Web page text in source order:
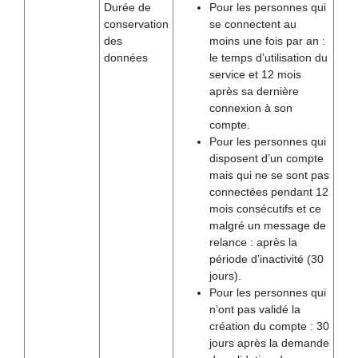
Durée de
conservation
des
données
Pour les personnes qui
se connectent au
moins une fois par an :
le temps d’utilisation du
service et 12 mois
après sa dernière
connexion à son
compte.
Pour les personnes qui
disposent d’un compte
mais qui ne se sont pas
connectées pendant 12
mois consécutifs et ce
malgré un message de
relance : après la
période d’inactivité (30
jours).
Pour les personnes qui
n’ont pas validé la
création du compte : 30
jours après la demande